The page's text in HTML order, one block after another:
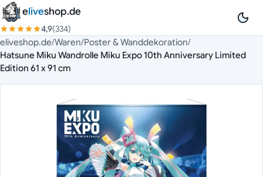
Zum Inhalt springen
eliveshop.de
4,9(334)
eliveshop.de/Waren/Poster & Wanddekoration/
Hatsune Miku Wandrolle Miku Expo 10th Anniversary Limited
Edition 61 x 91 cm